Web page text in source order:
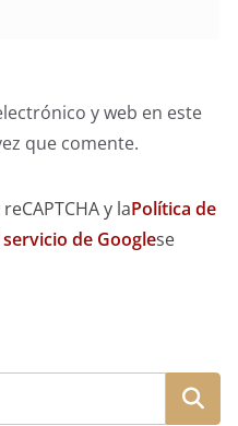
y web en este
que comente.
y laPolítica de
de Googlese